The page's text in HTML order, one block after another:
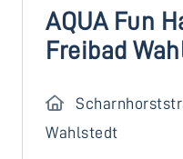
AQUA Fun
Freibad
Wahlstedt